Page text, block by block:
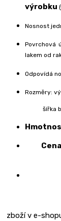
výrobku
Nosnost
Povrchová
lakem od
Odpovídá
Rozměry:
šířka
zboží v e-